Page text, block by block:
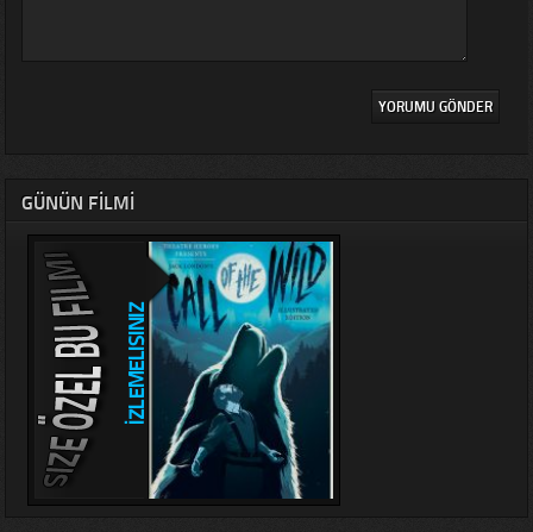
GÜNÜN FILMI